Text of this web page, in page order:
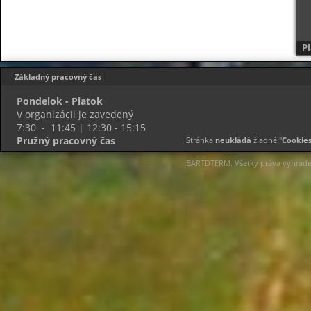
Základný pracovný čas
Pondelok - Piatok
V organizácii je zavedený
7:30 - 11:45 | 12:30 - 15:15
Pružný pracovný čas
Stránka neukládá žiadné "Cookies
BARTDTERM. Všetky práva